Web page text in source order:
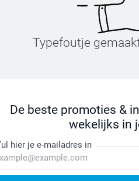
Typefoutje
De beste promoties &
wekelijks in
hier je e-mailadres in